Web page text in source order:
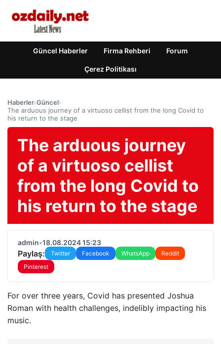
Güncel Haberler Firma Rehberi Forum
Çerez Politikası
Haberler›Güncel›
The arduous journey of a virtuoso cellist from the long Covid to
his return to the stage
The arduous journey
of a virtuoso cellist
from the long Covid to
his return to the stage
admin•18.08.2024 15:23
Paylaş: Twitter Facebook WhatsApp
Reddit
Pinterest
For over three years, Covid has presented Joshua
Roman with health challenges, indelibly impacting his
music.